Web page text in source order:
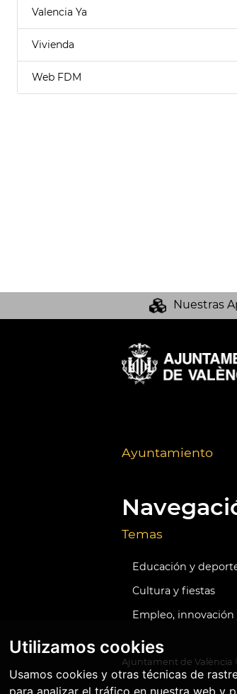
Utilizamos cookies
Usamos cookies y otras técnicas de
para analizar el tráfico en nuestra web y
Valencia Ya
Vivienda
Web FDM
Nuestras
Ayuntamiento
Temas
Educación y
Cultura y fiestas
Empleo,
Ajuntament de València